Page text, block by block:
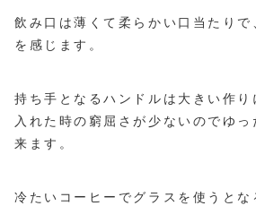
飲み口は薄くて柔らかい口当たりで
を感じます。
持ち手となるハンドルは大きい作り
入れた時の窮屈さが少ないのでゆっ
来ます。
冷たいコーヒーでグラスを使うとな